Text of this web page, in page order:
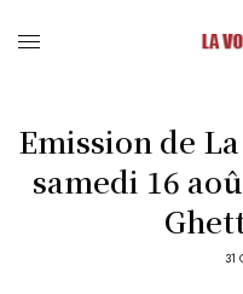
Emission de
samedi 16
31